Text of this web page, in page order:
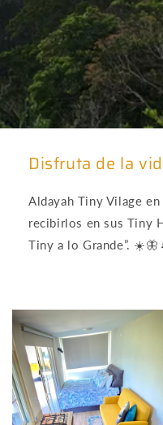
Disfruta de la
Aldayah Tiny Vilage
recibirlos en sus Tiny
Tiny a lo Grande”.